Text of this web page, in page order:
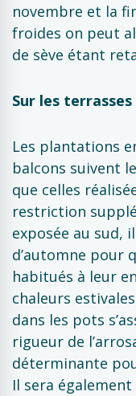
novembre et la
froides on peut
de sève étant
Sur les
Les plantations
balcons suivent
que celles
restriction
exposée au sud,
d’automne pour
habitués à leur
chaleurs
dans les pots
rigueur de
déterminante
Il sera